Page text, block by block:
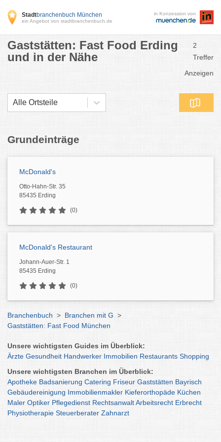
Stadtbranchenbuch München
ein Angebot von stadtbranchenbuch.de
in Konzession von
Gaststätten: Fast Food Erding
und in der Nähe
2
Treffer
Anzeigen
Alle Ortsteile
Grundeinträge
McDonald's
Otto-Hahn-Str. 35
85435 Erding
(0)
McDonald's Restaurant
Johann-Auer-Str. 1
85435 Erding
(0)
Branchenbuch > Branchen mit G >
Gaststätten: Fast Food München
Unsere wichtigsten Guides im Überblick:
Ärzte Gesundheit Handwerker Immobilien Restaurants Shopping
Unsere wichtigsten Branchen im Überblick:
Apotheke Badsanierung Catering Friseur Gaststätten Bayrisch
Gebäudereinigung Immobilienmakler Kieferorthopäde Küchen
Maler Optiker Pflegedienst RechtsanwaltArbeitsrecht Erbrecht
Physiotherapie Steuerberater Zahnarzt